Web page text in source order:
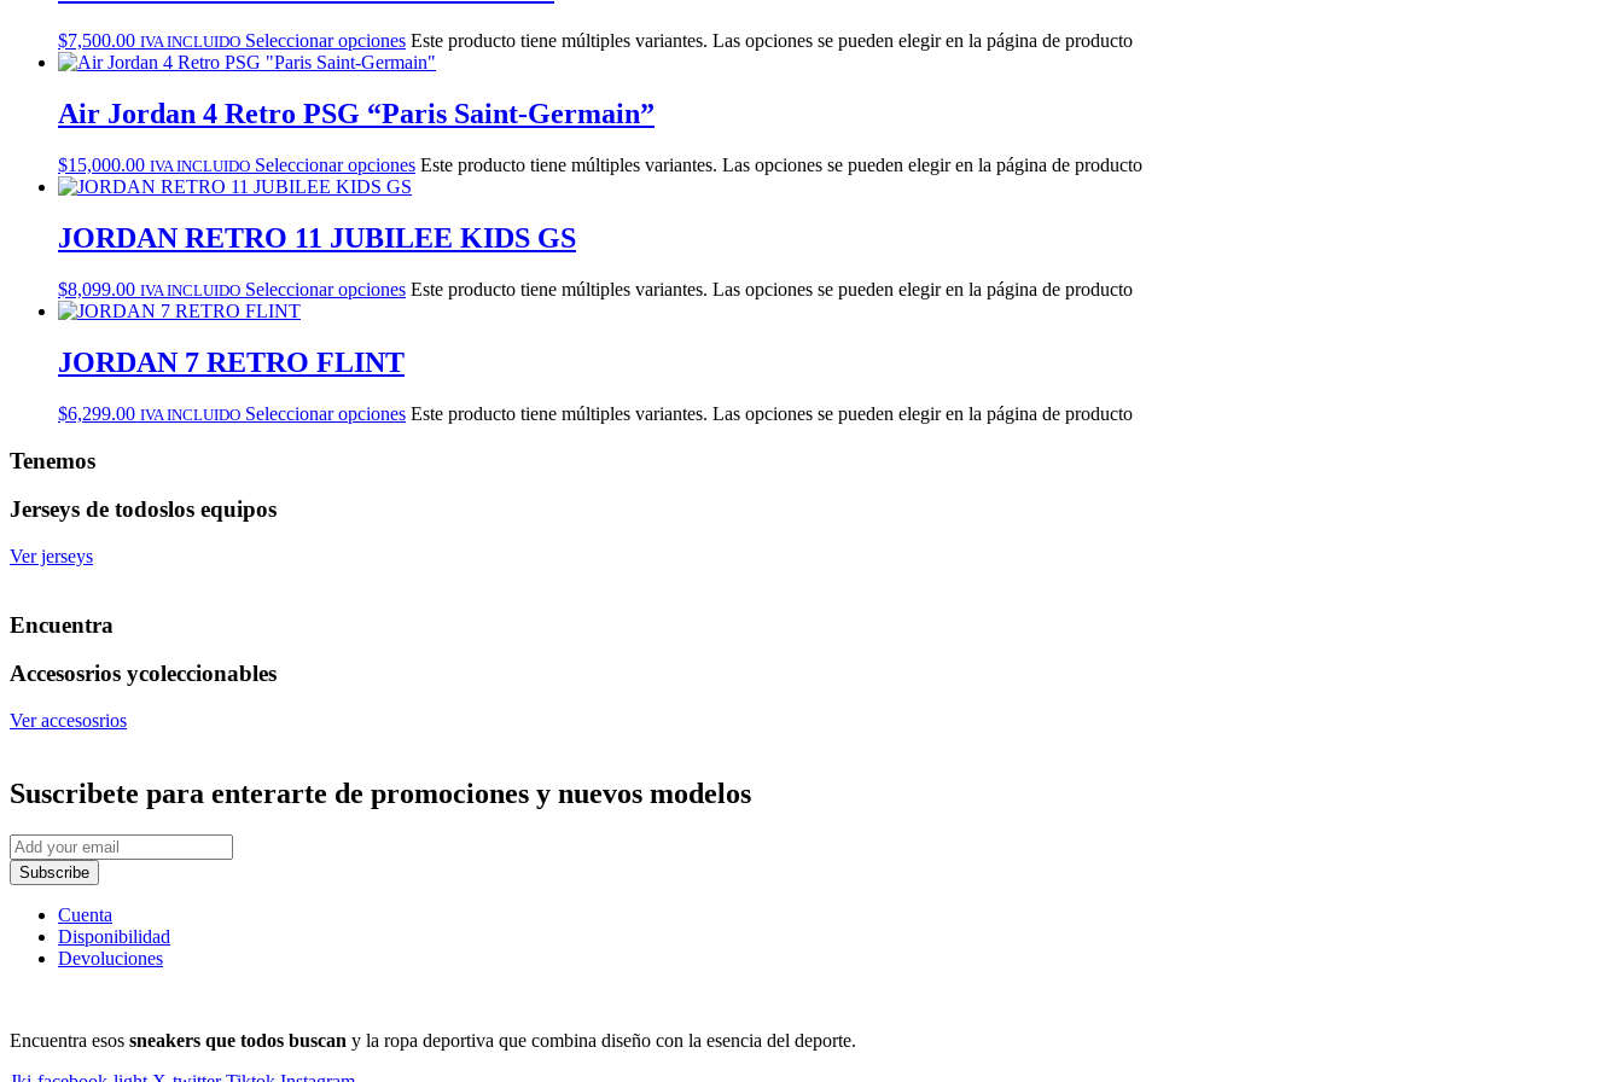
$7,500.00 IVA INCLUIDO Seleccionar opciones Este producto tiene múltiples variantes. Las opciones se pueden elegir en la página de producto
Air Jordan 4 Retro PSG “Paris Saint-Germain”
$15,000.00 IVA INCLUIDO Seleccionar opciones Este producto tiene múltiples variantes. Las opciones se pueden elegir en la página de producto
JORDAN RETRO 11 JUBILEE KIDS GS
$8,099.00 IVA INCLUIDO Seleccionar opciones Este producto tiene múltiples variantes. Las opciones se pueden elegir en la página de producto
JORDAN 7 RETRO FLINT
$6,299.00 IVA INCLUIDO Seleccionar opciones Este producto tiene múltiples variantes. Las opciones se pueden elegir en la página de producto
Tenemos
Jerseys de todoslos equipos
Ver jerseys
Encuentra
Accesosrios ycoleccionables
Ver accesosrios
Suscribete para enterarte de promociones y nuevos modelos
Subscribe
Cuenta
Disponibilidad
Devoluciones
Encuentra esos sneakers que todos buscan y la ropa deportiva que combina diseño con la esencia del deporte.